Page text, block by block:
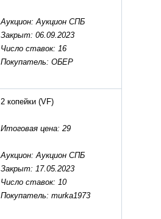
Аукцион: Аукцион СПБ
Закрыт: 06.09.2023
Число ставок: 16
Покупатель: ОБЕР
2 копейки (VF)
Итоговая цена: 29
Аукцион: Аукцион СПБ
Закрыт: 17.05.2023
Число ставок: 10
Покупатель: murka1973